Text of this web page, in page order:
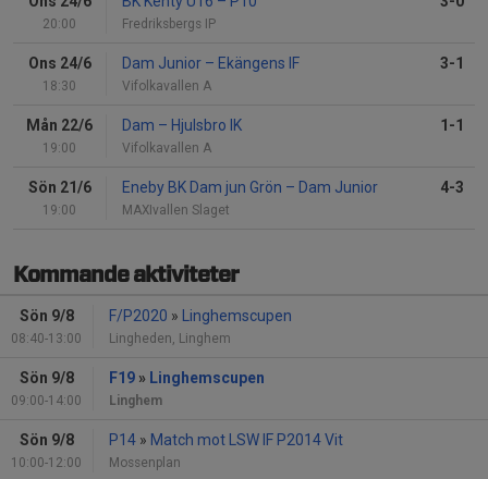
20:00 Fredriksbergs IP
Ons 24/6
18:30
Dam Junior – Ekängens IF
Vifolkavallen A
3-1
Mån 22/6
19:00
Dam – Hjulsbro IK
Vifolkavallen A
1-1
Sön 21/6
19:00
Eneby BK Dam jun Grön – Dam Junior
MAXIvallen Slaget
4-3
Kommande aktiviteter
Sön 9/8
08:40-13:00
F/P2020 » Linghemscupen
Lingheden, Linghem
Sön 9/8
09:00-14:00
F19 » Linghemscupen
Linghem
Sön 9/8
10:00-12:00
P14 » Match mot LSW IF P2014 Vit
Mossenplan